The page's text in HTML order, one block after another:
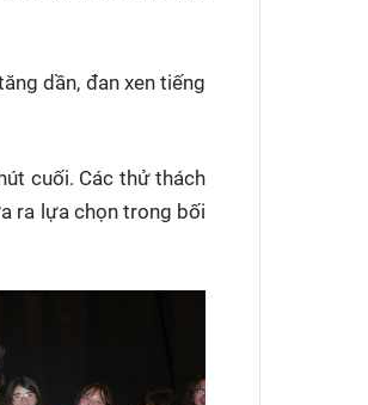
dần, đan xen tiếng
cuối. Các thử thách
ra lựa chọn trong bối